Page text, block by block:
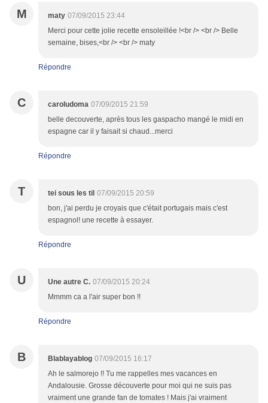
M maty 07/09/2015 23:44
Merci pour cette jolie recette ensoleillée !<br /> <br /> Belle
semaine, bises,<br /> <br /> maty
Répondre
C caroludoma 07/09/2015 21:59
belle decouverte, après tous les gaspacho mangé le midi en
espagne car il y faisait si chaud...merci
Répondre
T tei sous les til 07/09/2015 20:59
bon, j'ai perdu je croyais que c'était portugais mais c'est
espagnol! une recette à essayer.
Répondre
U Une autre C. 07/09/2015 20:24
Mmmm ca a l'air super bon !!
Répondre
B Blablayablog 07/09/2015 16:17
Ah le salmorejo !! Tu me rappelles mes vacances en
Andalousie. Grosse découverte pour moi qui ne suis pas
vraiment une grande fan de tomates ! Mais j'ai vraiment